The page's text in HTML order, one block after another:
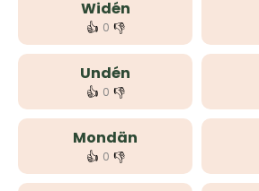
Widén
👍 0 👎
Undén
👍 0 👎
Mondän
👍 0 👎